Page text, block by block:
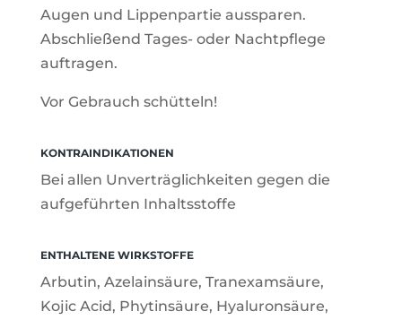
Augen und Lippenpartie aussparen.
Abschließend Tages- oder Nachtpflege
auftragen.
Vor Gebrauch schütteln!
KONTRAINDIKATIONEN
Bei allen Unverträglichkeiten gegen die
aufgeführten Inhaltsstoffe
ENTHALTENE WIRKSTOFFE
Arbutin, Azelainsäure, Tranexamsäure,
Kojic Acid, Phytinsäure, Hyaluronsäure,